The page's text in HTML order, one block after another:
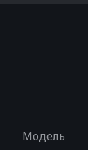
Модель